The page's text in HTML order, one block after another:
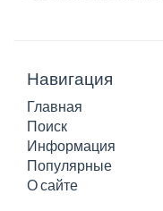
Навигация
Главная
Поиск
Информация
Популярные
О сайте